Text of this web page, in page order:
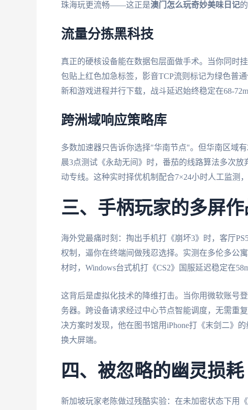
珠海玩更流畅——这正是澳门怎么玩奇妙美味日记
流量分拣黑科技
真正的硬核设备能在数据包层面做手术。当你同时
包贴上红色加急标签，影音TCP流则标记为绿色普
新和游戏进程并行下载，战斗延迟始终稳定在68-
跨洲域响应策略库
多数加速器只告诉你选择"华南节点"。但华南区域
晨3点测试《永劫无间》时，番茄的线路算法多次
动专线。这种实时择优机制配合7×24小时人工监测
三、手柄玩家的多屏作
海外党最痛时刻：掏出手机打《崩坏3》时，客厅
权制，逼你在终端间做残忍选择。实测在多伦多公
材时，Windows台式机打《CS2》国服延迟稳定在
这背后是虚拟化技术的降维打击。当你用微软账号
务器。跨设备请求经过中心节点智能调度，无需重
决方案时发现，他在图书馆用iPhone打《末剑二》
换大屏端。
四、被忽略的幽灵损耗
新加坡玩家老陈做过残酷实验：在未加密状态下用